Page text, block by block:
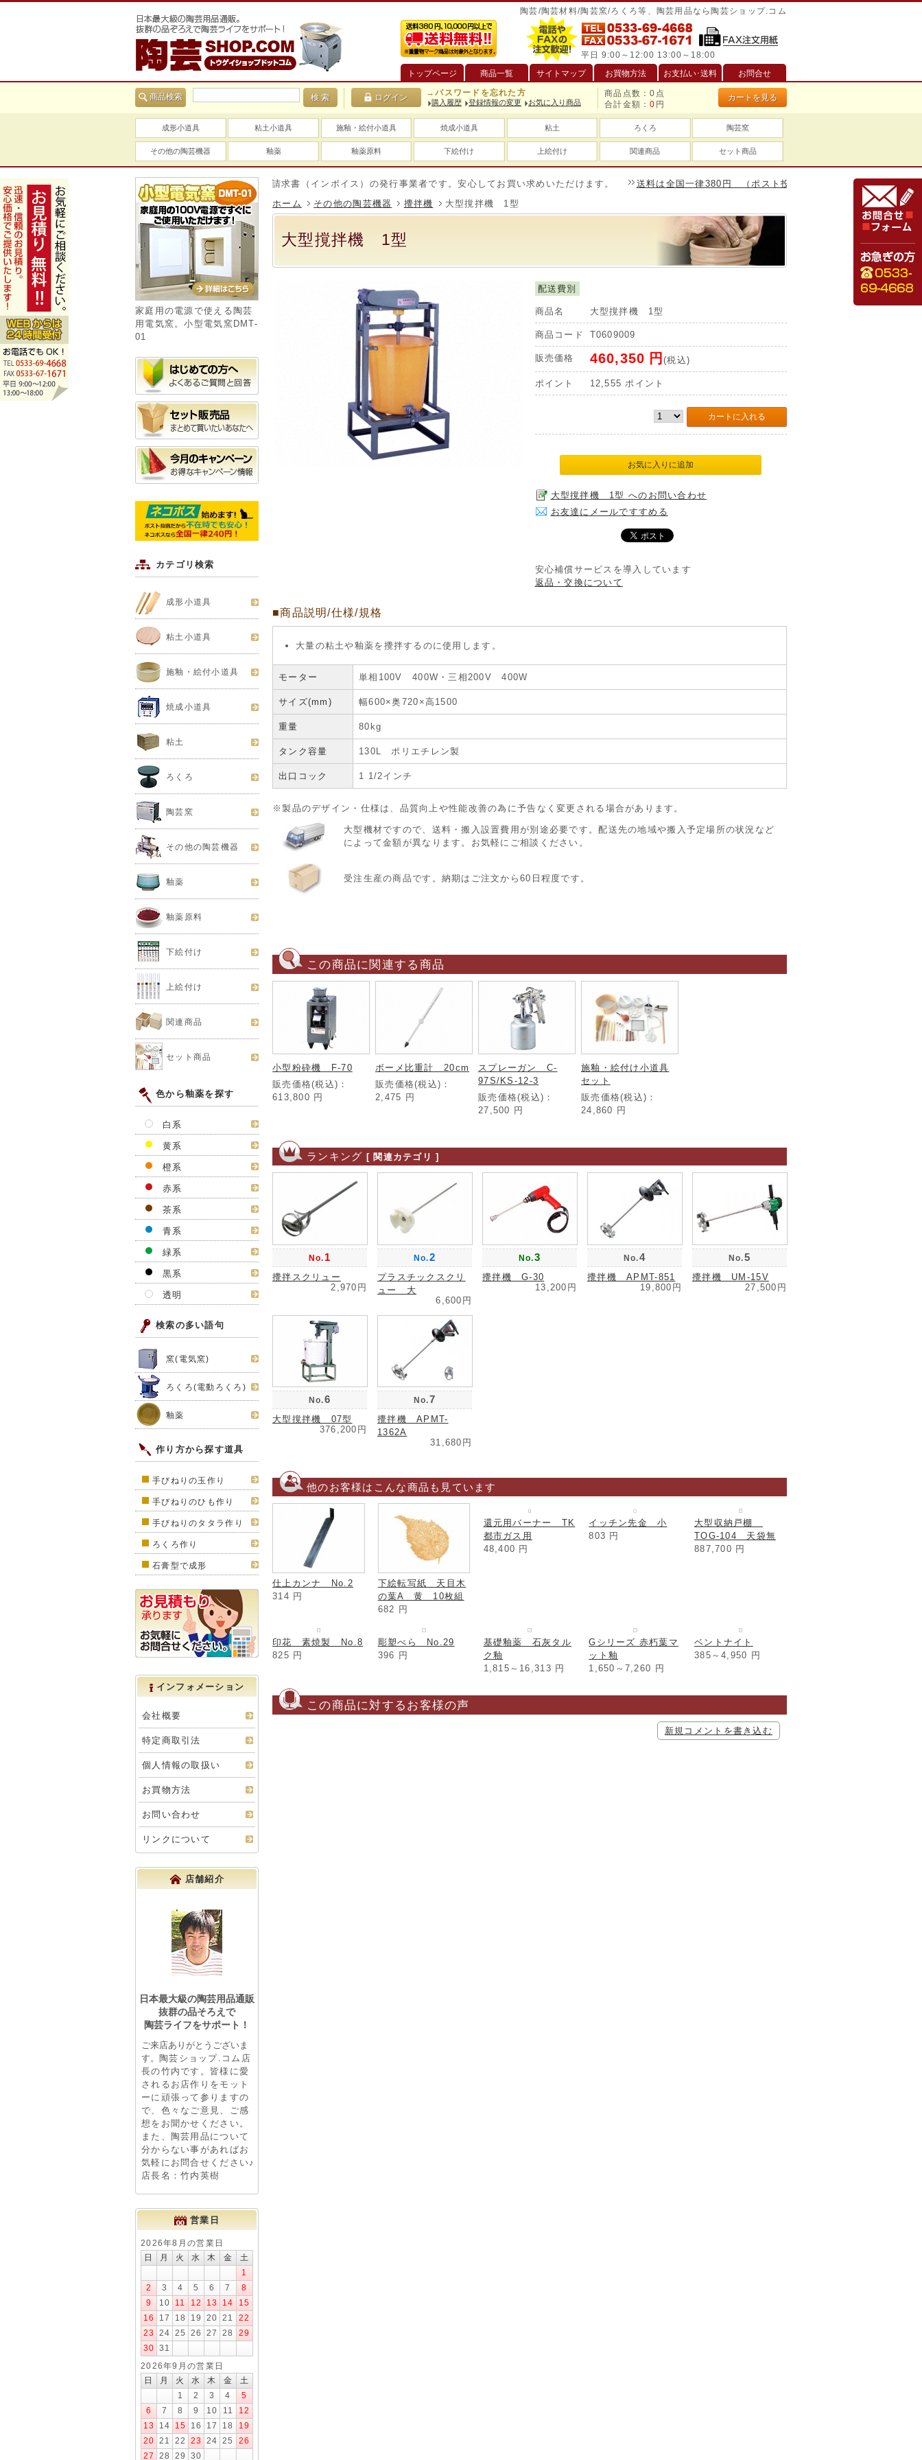
陶芸/陶芸材料/陶芸窯/ろくろ等、陶芸用品なら陶芸ショップ.コム
平日 9:00～12:00 13:00～18:00
トップページ
商品一覧 サイトマップ お買物方法 お支払い･送料 お問合せ
商品検索 →パスワードを忘れた方
購入履歴 登録情報の変更 お気に入り商品
商品点数：0 点
合計金額：0 円
カートを見る
成形小道具 粘土小道具 施釉・絵付小道具 焼成小道具 粘土 ろくろ 陶芸窯
その他の陶芸機器 釉薬 釉薬原料 下絵付け 上絵付け 関連商品 セット商品
当社は適格請求書（インボイス）の発行事業者です。安心してお買い求めいただけます。
送料は全国一律380円 （ポスト投函は240円）、一万円以上のお買い
ホーム
その他の陶芸機器 攪拌機 大型撹拌機 1型
大型撹拌機 1型
配送費別
商品名 大型撹拌機 1型
商品コード T0609009
販売価格 460,350 円(税込)
ポイント 12,555 ポイント
大型撹拌機 1型 へのお問い合わせ
お友達にメールですすめる
安心補償サービスを導入しています
返品・交換について
■商品説明/仕様/規格
大量の粘土や釉薬を攪拌するのに使用します。
モーター 単相100V 400W・三相200V 400W
サイズ(mm) 幅600×奥720×高1500
重量 80kg
タンク容量 130L ポリエチレン製
出口コック 1 1/2インチ
※製品のデザイン・仕様は、品質向上や性能改善の為に予告なく変更される場合があります。
大型機材ですので、送料・搬入設置費用が別途必要です。配送先の地域や搬入予定場所の状況など
によって金額が異なります。お気軽にご相談ください。
受注生産の商品です。納期はご注文から60日程度です。
この商品に関連する商品
小型粉砕機 F-70
販売価格(税込)：
613,800 円
ボーメ比重計 20cm
販売価格(税込)：
2,475 円
スプレーガン C-
97S/KS-12-3
販売価格(税込)：
27,500 円
施釉・絵付け小道具
セット
販売価格(税込)：
24,860 円
ランキング [ 関連カテゴリ ]
No. 1
攪拌スクリュー
2,970円
No.2
プラスチックスクリ
ュー 大
6,600円
No.3
攪拌機 G-30
13,200円
No.4
攪拌機 APMT-851
19,800円
No.5
攪拌機 UM-15V
27,500円
No.6
大型撹拌機 07型
376,200円
No.7
攪拌機 APMT-
1362A
31,680円
他のお客様はこんな商品も見ています
仕上カンナ No.2
314 円
下絵転写紙 天目木
の葉A 黄 10枚組
682 円
大型収納戸棚
TOG-104 天袋無
887,700 円
印花 素焼製 No.8
825 円
彫塑べら No.29
396 円
基礎釉薬 石灰タル
ク釉
1,815～16,313 円
Gシリーズ 赤朽葉マ
ット釉
1,650～7,260 円
ベントナイト
385～4,950 円
この商品に対するお客様の声
新規コメントを書き込む
家庭用の電源で使える陶芸
用電気窯。小型電気窯DMT-
01
カテゴリ検索
成形小道具
粘土小道具
施釉・絵付小道具
焼成小道具
粘土
ろくろ
陶芸窯
その他の陶芸機器
釉薬
釉薬原料
下絵付け
上絵付け
関連商品
セット商品
色から釉薬を探す
白系
黄系
橙系
赤系
茶系
青系
緑系
黒系
透明
検索の多い語句
窯(電気窯)
ろくろ(電動ろくろ)
釉薬
作り方から探す道具
手びねりの玉作り
手びねりのひも作り
手びねりのタタラ作り
ろくろ作り
石膏型で成形
インフォメーション
会社概要
特定商取引法
個人情報の取扱い
お買物方法
お問い合わせ
リンクについて
店舗紹介
日本最大級の陶芸用品通販
抜群の品そろえで
陶芸ライフをサポート！
ご来店ありがとうございま
す。 陶芸ショップ.コム店
長の竹内です。皆様に愛
されるお店作りをモット
ーに頑張って参りますの
で、色々なご意見、ご感
想をお聞かせください。
また、陶芸用品について
分からない事があればお
気軽にお問合せください♪
店長名：竹内英樹
営業日
2026年8月の営業日
日
月 火 水 木 金
土
1
2
3 4 5 6 7
8
9
10 11 12 13 14
15
16
17 18 19 20 21
22
23 24 25 26 27 28
29
30 31
2026年9月の営業日
日
月 火 水 木 金
土
1
2 3 4
5
6
7 8 9 10 11
12
13
14 15 16 17 18
19
20 21 22 23 24 25
26
27
28 29 30